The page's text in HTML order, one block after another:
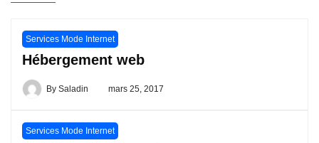
Services Mode Internet
Hébergement web
By Saladin mars 25, 2017
Services Mode Internet